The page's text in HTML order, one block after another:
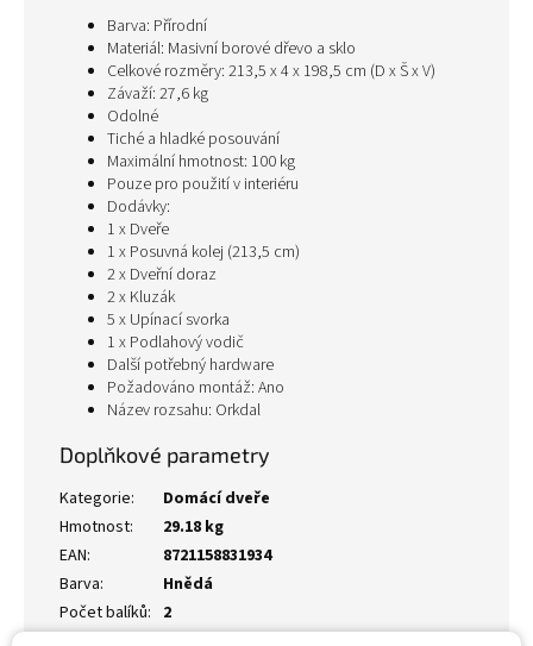
Barva: Přírodní
Materiál: Masivní borové dřevo a sklo
Celkové rozměry: 213,5 x 4 x 198,5 cm (D x Š x V)
Závaží: 27,6 kg
Odolné
Tiché a hladké posouvání
Maximální hmotnost: 100 kg
Pouze pro použití v interiéru
Dodávky:
1 x Dveře
1 x Posuvná kolej (213,5 cm)
2 x Dveřní doraz
2 x Kluzák
5 x Upínací svorka
1 x Podlahový vodič
Další potřebný hardware
Požadováno montáž: Ano
Název rozsahu: Orkdal
Doplňkové parametry
Kategorie:
Domácí dveře
Hmotnost:
29.18 kg
EAN:
8721158831934
Barva:
Hnědá
Počet balíků: 2